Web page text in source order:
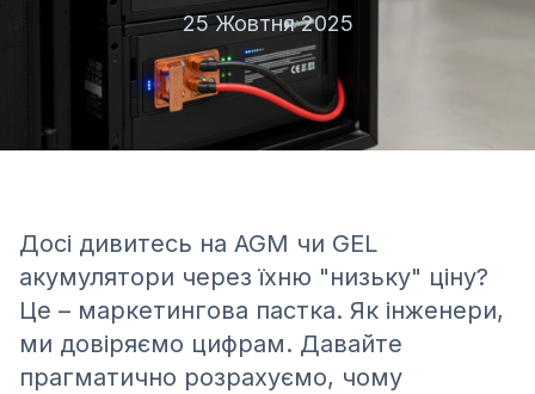
25 Жовтня 2025
Досі дивитесь на AGM чи GEL
акумулятори через їхню "низьку" ціну?
Це – маркетингова пастка. Як інженери,
ми довіряємо цифрам. Давайте
прагматично розрахуємо, чому